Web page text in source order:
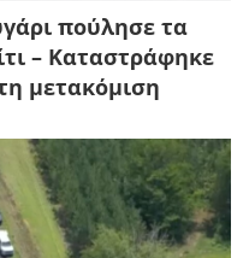
πούλησε τα
– Καταστράφηκε
μετακόμιση